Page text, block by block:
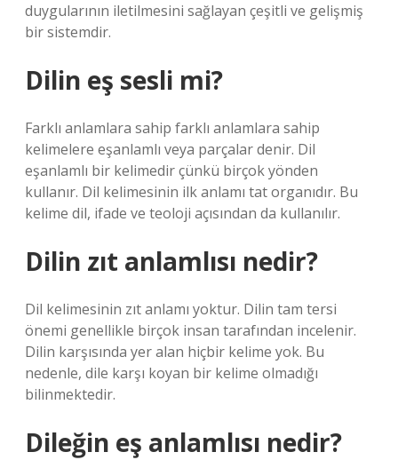
duygularının iletilmesini sağlayan çeşitli ve gelişmiş
bir sistemdir.
Dilin eş sesli mi?
Farklı anlamlara sahip farklı anlamlara sahip
kelimelere eşanlamlı veya parçalar denir. Dil
eşanlamlı bir kelimedir çünkü birçok yönden
kullanır. Dil kelimesinin ilk anlamı tat organıdır. Bu
kelime dil, ifade ve teoloji açısından da kullanılır.
Dilin zıt anlamlısı nedir?
Dil kelimesinin zıt anlamı yoktur. Dilin tam tersi
önemi genellikle birçok insan tarafından incelenir.
Dilin karşısında yer alan hiçbir kelime yok. Bu
nedenle, dile karşı koyan bir kelime olmadığı
bilinmektedir.
Dileğin eş anlamlısı nedir?